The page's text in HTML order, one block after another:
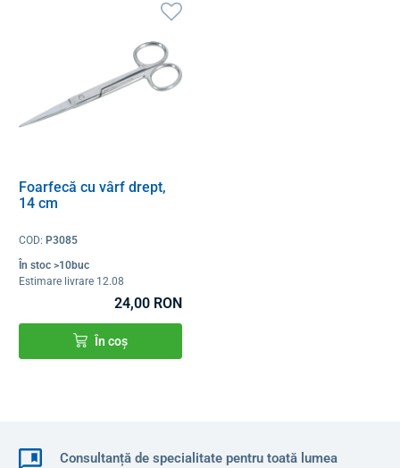
Foarfecă cu vârf drept,
14 cm
COD: P3085
În stoc >10buc
Estimare livrare 12.08
24,00 RON
În coș
Consultanță de specialitate pentru toată lumea